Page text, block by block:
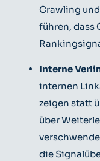
Crawling
führen, dass
Interne
internen
zeigen statt
über
die